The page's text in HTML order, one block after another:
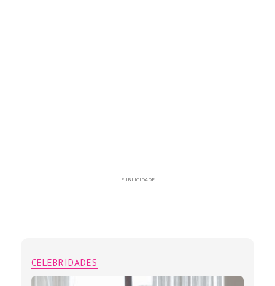
PUBLICIDADE
CELEBRIDADES